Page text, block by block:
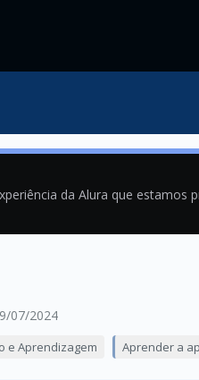
da Alura que
07/2024
e Aprendizagem Aprender a